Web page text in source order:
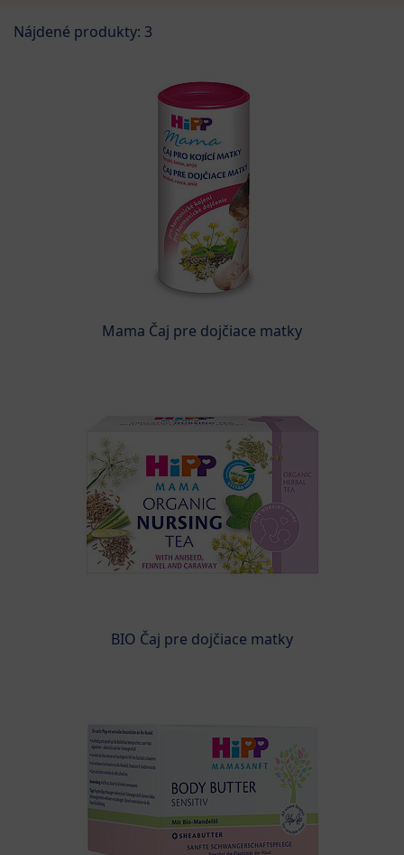
Nájdené produkty: 3
Mama Čaj pre dojčiace matky
BIO Čaj pre dojčiace matky